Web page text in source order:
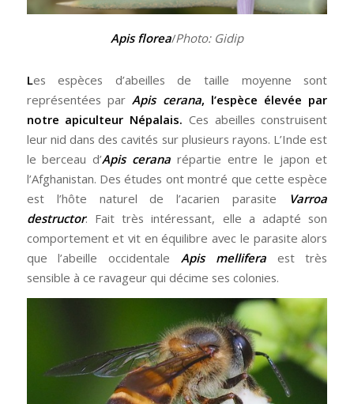
Apis florea/Photo: Gidip
Les espèces d’abeilles de taille moyenne sont
représentées parApis cerana, l’espèce élevée par
notre apiculteur Népalais. Ces abeilles construisent
leur nid dans des cavités sur plusieurs rayons. L’Inde est
le berceau d’Apis cerana répartie entre le japon et
l’Afghanistan. Des études ont montré que cette espèce
est l’hôte naturel de l’acarien parasite Varroa
destructor. Fait très intéressant, elle a adapté son
comportement et vit en équilibre avec le parasite alors
que l’abeille occidentale Apis mellifera est très
sensible à ce ravageur qui décime ses colonies.